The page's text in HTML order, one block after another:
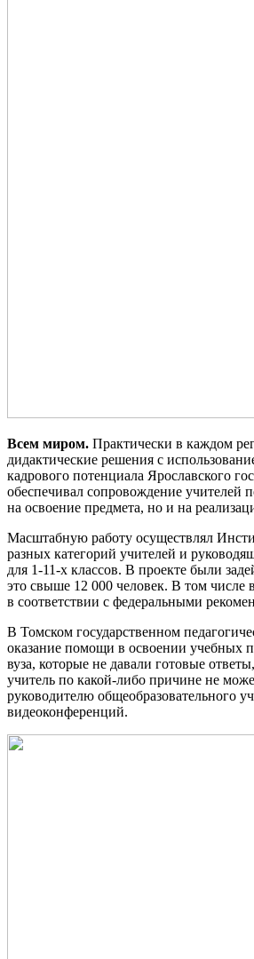
Всем миром. Практически в каждом
дидактические решения с
кадрового потенциала Ярославского
обеспечивал сопровождение учителей
на освоение предмета, но и на
Масштабную работу осуществлял
разных категорий учителей и
для 1-11-х классов. В проекте были
это свыше 12 000 человек. В том числе
в соответствии с федеральными
В Томском государственном
оказание помощи в освоении учебных
вуза, которые не давали готовые
учитель по какой-либо причине не
руководителю общеобразовательного
видеоконференций.